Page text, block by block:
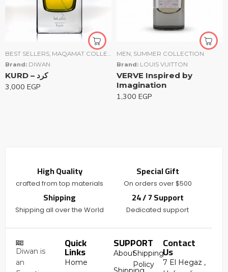
BEST SELLERS, MAQAMAT COLLECTION ,MEN,UNISEX,WOMEN
Brand: DIWAN
KURD – كرد
3,000 EGP
MEN, SUMMER COLLECTION
Brand: LOUIS VUITTON
VERVE Inspired by
Imagination
1,300 EGP
High Quality
crafted from top materials
Special Gift
On orders over $500
Shipping
Shipping all over the World
24 / 7 Support
Dedicated support
Diwan is
an
Quick
Links
Home
SUPPORT
AboutShipping
Policy
Contact
Us
7 El Hegaz ,